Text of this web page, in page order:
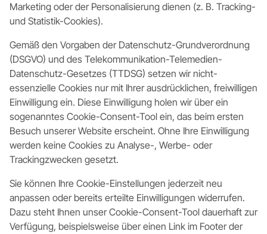
Marketing oder der Personalisierung dienen (z. B. Tracking-
und Statistik-Cookies).
Gemäß den Vorgaben der Datenschutz-Grundverordnung
(DSGVO) und des Telekommunikation-Telemedien-
Datenschutz-Gesetzes (TTDSG) setzen wir nicht-
essenzielle Cookies nur mit Ihrer ausdrücklichen, freiwilligen
Einwilligung ein. Diese Einwilligung holen wir über ein
sogenanntes Cookie-Consent-Tool ein, das beim ersten
Besuch unserer Website erscheint. Ohne Ihre Einwilligung
werden keine Cookies zu Analyse-, Werbe- oder
Trackingzwecken gesetzt.
Sie können Ihre Cookie-Einstellungen jederzeit neu
anpassen oder bereits erteilte Einwilligungen widerrufen.
Dazu steht Ihnen unser Cookie-Consent-Tool dauerhaft zur
Verfügung, beispielsweise über einen Link im Footer der